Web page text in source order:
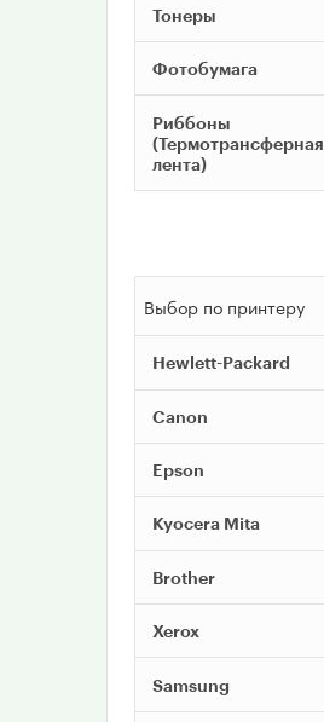
Тонеры
Фотобумага
Риббоны
(Термотрансферная
лента)
Выбор по принтеру
Hewlett-Packard
Canon
Epson
Kyocera Mita
Brother
Xerox
Samsung